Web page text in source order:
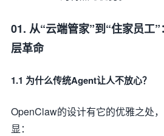
01. 从“云端管家”到“住家员工
层革命
1.1 为什么传统Agent让人不放心？
OpenClaw的设计有它的优雅之处
显：